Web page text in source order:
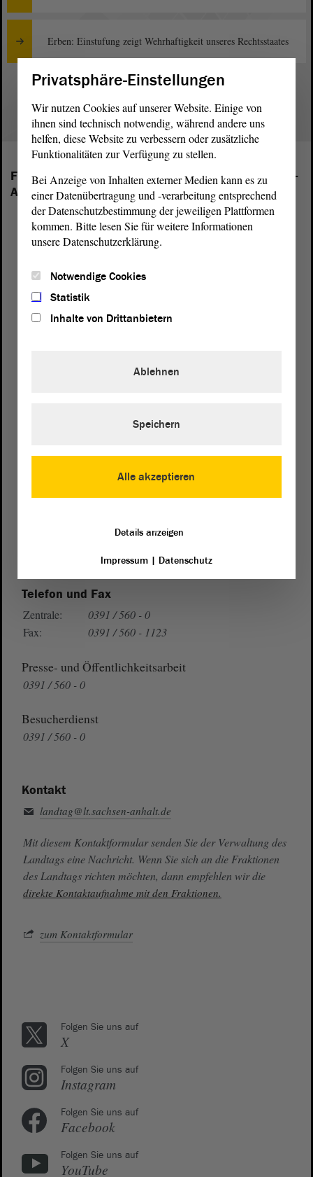
Erben: Einstufung zeigt Wehrhaftigkeit unseres Rechtsstaates
1
Folgende Fraktionen sind im Landtag von Sachsen-
Anhalt vertreten:
39104 Magdeburg
Wegbeschreibung
Auf Google Maps
Telefon und Fax
Zentrale:
0391 / 560 - 0
Fax:
0391 / 560 - 1123
Presse- und Öffentlichkeitsarbeit
0391 / 560 - 0
Besucherdienst
0391 / 560 - 0
Kontakt
landtag@lt.sachsen-anhalt.de
Mit diesem Kontaktformular senden Sie der Verwaltung des
Landtags eine Nachricht. Wenn Sie sich an die Fraktionen
des Landtags richten möchten, dann empfehlen wir die
direkte Kontaktaufnahme mit den Fraktionen.
zum Kontaktformular
Folgen Sie uns auf
X
Folgen Sie uns auf
Instagram
Folgen Sie uns auf
Facebook
Folgen Sie uns auf
YouTube
Privatsphäre-Einstellungen
Wir nutzen Cookies auf unserer Website. Einige von
ihnen sind technisch notwendig, während andere uns
helfen, diese Website zu verbessern oder zusätzliche
Funktionalitäten zur Verfügung zu stellen.
Bei Anzeige von Inhalten externer Medien kann es zu
einer Datenübertragung und -verarbeitung entsprechend
der Datenschutzbestimmung der jeweiligen Plattformen
kommen. Bitte lesen Sie für weitere Informationen
unsere Datenschutzerklärung.
Notwendige Cookies
Statistik
Inhalte von Drittanbietern
Alle akzeptieren
Ablehnen
Speichern
Details anzeigen
Impressum| Datenschutz